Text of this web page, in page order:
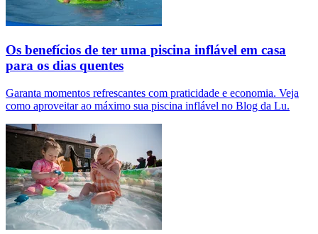
Os benefícios de ter uma piscina inflável em casa
para os dias quentes
Garanta momentos refrescantes com praticidade e economia. Veja
como aproveitar ao máximo sua piscina inflável no Blog da Lu.